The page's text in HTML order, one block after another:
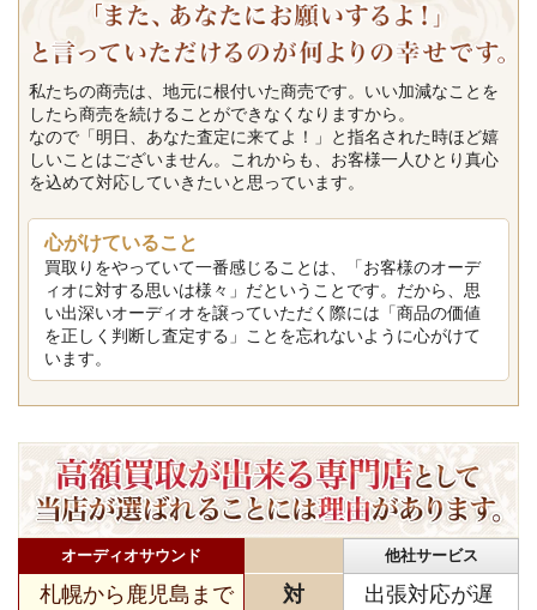
私たちの商売は、地元に根付いた商売です。いい加減なことを
したら商売を続けることができなくなりますから。
なので「明日、あなた査定に来てよ！」と指名された時ほど嬉
しいことはございません。これからも、お客様一人ひとり真心
を込めて対応していきたいと思っています。
心がけていること
買取りをやっていて一番感じることは、「お客様のオーデ
ィオに対する思いは様々」だということです。だから、思
い出深いオーディオを譲っていただく際には「商品の価値
を正しく判断し査定する」ことを忘れないように心がけて
います。
オーディオサウンド 他社サービス
札幌から鹿児島まで
対
出張対応が遅